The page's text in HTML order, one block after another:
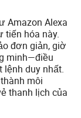
Amazon Alexa
tiến hóa này.
đơn giản, giờ
minh—điều
lệnh duy nhất.
môi
thanh lịch của